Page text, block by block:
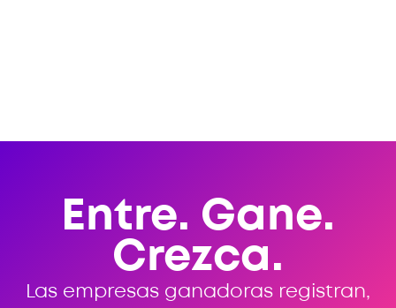
Entre. Gane.
Crezca.
Las empresas ganadoras registran,